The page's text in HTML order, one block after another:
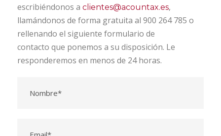
escribiéndonos a clientes@acountax.es,
llamándonos de forma gratuita al 900 264 785 o
rellenando el siguiente formulario de
contacto que ponemos a su disposición. Le
responderemos en menos de 24 horas.